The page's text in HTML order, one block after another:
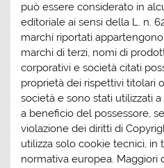
può essere considerato in
editoriale ai sensi della L. n.
marchi riportati
marchi di terzi, nomi di
corporativi e società citati
proprietà dei rispettivi titolari
società e sono stati utilizzati
a beneficio del possessore,
violazione dei diritti di
utilizza solo cookie tecnici, in
normativa europea. Maggiori